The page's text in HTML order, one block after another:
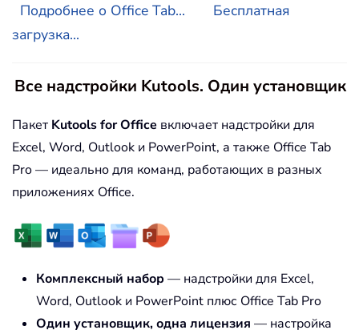
Подробнее о Office Tab...
Бесплатная
загрузка...
Все надстройки Kutools. Один установщик
Пакет Kutools for Office включает надстройки для
Excel, Word, Outlook и PowerPoint, а также Office Tab
Pro — идеально для команд, работающих в разных
приложениях Office.
Комплексный набор — надстройки для Excel,
Word, Outlook и PowerPoint плюс Office Tab Pro
Один установщик, одна лицензия — настройка